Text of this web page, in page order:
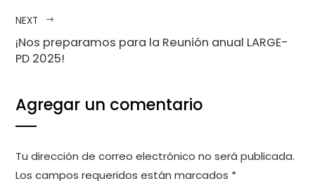
NEXT
¡Nos preparamos para la Reunión anual LARGE-
PD 2025!
Agregar un comentario
Tu dirección de correo electrónico no será publicada.
Los campos requeridos están marcados *